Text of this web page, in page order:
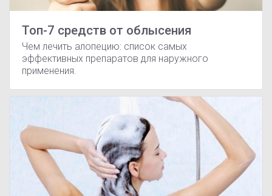
Топ-7 средств от облысения
Чем лечить алопецию: список самых
эффективных препаратов для наружного
применения.